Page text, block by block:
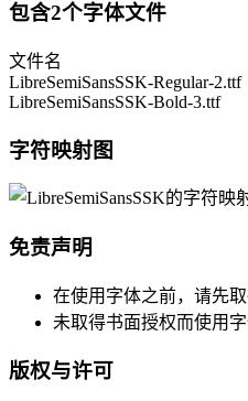
包含2个字体文件
文件名
LibreSemiSansSSK-Regular-2.ttf
LibreSemiSansSSK-Bold-3.ttf
字符映射图
免责声明
在使用字体之前，请先
未取得书面授权而使用
版权与许可